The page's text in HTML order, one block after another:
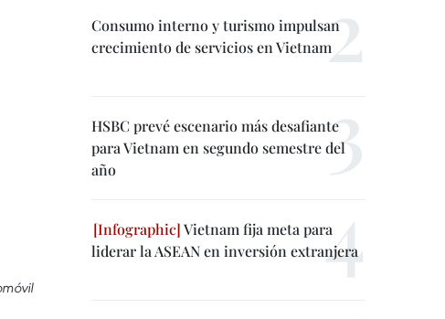
Consumo interno y turismo impulsan
crecimiento de servicios en Vietnam
HSBC prevé escenario más desafiante
para Vietnam en segundo semestre del
año
Vietnam fija meta para
liderar la ASEAN en inversión extranjera